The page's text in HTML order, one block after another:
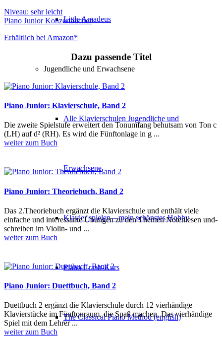
Little Amadeus
Jugendliche und Erwachsene
Alle Klavierschulen Jugendliche und
Erwachsene
Klavier spielen – mein schönstes Hobby
Piano Crash-Kurs
The Classical Piano Method (english)
Niveau: sehr leicht
Piano Junior Konzertbücher
Erhältlich bei Amazon*
Dazu passende Titel
Piano Junior: Klavierschule, Band 2
Die zweite Spielstufe erweitert den Tonumfang behutsam von Ton c
(LH) auf d² (RH). Es wird die Fünftonlage in g ...
weiter zum Buch
Piano Junior: Theoriebuch, Band 2
Das 2.Theoriebuch ergänzt die Klavierschule und enthält viele
einfache und interessante Übungen zu den Themen Notenlesen und-
schreiben im Violin- und ...
weiter zum Buch
Piano Junior: Duettbuch, Band 2
Duettbuch 2 ergänzt die Klavierschule durch 12 vierhändige
Klavierstücke im Fünftonraum, die Spaß machen. Das vierhändige
Spiel mit dem Lehrer ...
weiter zum Buch